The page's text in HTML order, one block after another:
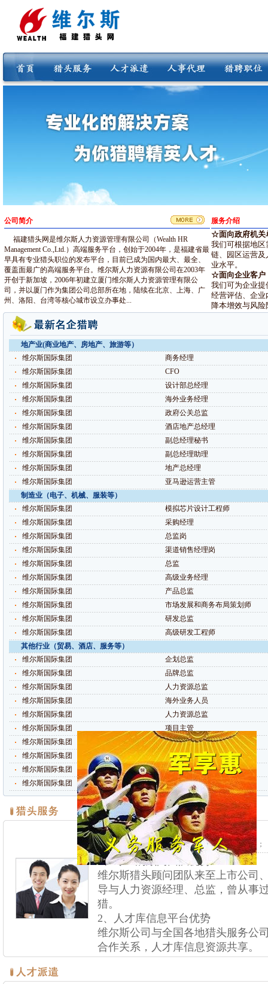
公司简介 服务介绍
福建猎头网是维尔斯人力资源管理有限公司（Wealth HR
Management Co.,Ltd.）高端服务平台，创始于2004年，是福建省最
早具有专业猎头职位的发布平台，目前已成为国内最大、最全、
覆盖面最广的高端服务平台。维尔斯人力资源有限公司在2003年
开创于新加坡，2006年初建立厦门维尔斯人力资源管理有限公
司，并以厦门作为集团公司总部所在地，陆续在北京、上海、广
州、洛阳、台湾等核心城市设立办事处...
☆面向政府机关
我们可根据地
链、园区运营
业水平。
☆面向企业客户
我们可为企业
经营评估、企
降本增效与风
地产业(商业地产、房地产、旅游等）
维尔斯国际集团
商务经理
维尔斯国际集团
CFO
维尔斯国际集团
设计部总经理
维尔斯国际集团
海外业务经理
维尔斯国际集团
政府公关总监
维尔斯国际集团
酒店地产总经理
维尔斯国际集团
副总经理秘书
维尔斯国际集团
副总经理助理
维尔斯国际集团
地产总经理
维尔斯国际集团
亚马逊运营主管
制造业（电子、机械、服装等）
维尔斯国际集团
模拟芯片设计工程师
维尔斯国际集团
采购经理
维尔斯国际集团
总监岗
维尔斯国际集团
渠道销售经理岗
维尔斯国际集团
总监
维尔斯国际集团
高级业务经理
维尔斯国际集团
产品总监
维尔斯国际集团
市场发展和商务布局策划师
维尔斯国际集团
研发总监
维尔斯国际集团
高级研发工程师
其他行业（贸易、酒店、服务等）
维尔斯国际集团
企划总监
维尔斯国际集团
品牌总监
维尔斯国际集团
人力资源总监
维尔斯国际集团
海外业务人员
维尔斯国际集团
人力资源总监
维尔斯国际集团
项目主管
维尔斯国际集团
项目经理（副总、总监）
维尔斯国际集团
战略发展总监
维尔斯国际集团
技术/研发总监
维尔斯国际集团
招商总监
猎头服务
卓越---不断超越自己； 敏捷---应变灵活且行动迅速；
1、专业的顾问团队优势
维尔斯猎头顾问团队来至上市公司
导与人力资源经理、总监，曾从事
猎。
2、人才库信息平台优势
维尔斯公司与全国各地猎头服务公
合作关系，人才库信息资源共享。